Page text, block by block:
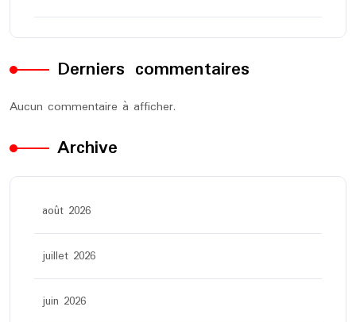
Derniers commentaires
Aucun commentaire à afficher.
Archive
août 2026
juillet 2026
juin 2026